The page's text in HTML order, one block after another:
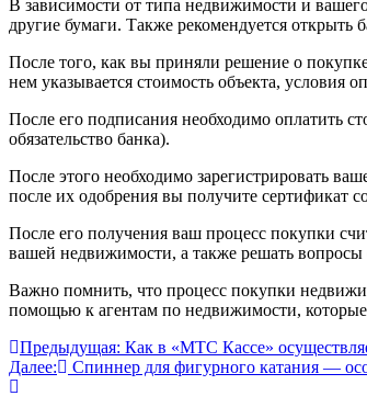
В зависимости от типа недвижимости и
другие бумаги. Также рекомендуется открыть
После того, как вы приняли решение о
нем указывается стоимость объекта, условия
После его подписания необходимо оплатить
обязательство банка).
После этого необходимо зарегистрировать
после их одобрения вы получите сертификат
После его получения ваш процесс покупки
вашей недвижимости, а также решать
Важно помнить, что процесс покупки
помощью к агентам по недвижимости, которые
Навигация
по
Предыдущая: Как в «МТС Кассе»
Далее:
Спиннер для фигурного катания —